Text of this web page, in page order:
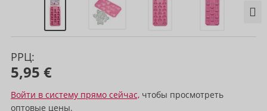
РРЦ:
5,95 €
Войти в систему прямо сейчас, чтобы просмотреть
оптовые цены.